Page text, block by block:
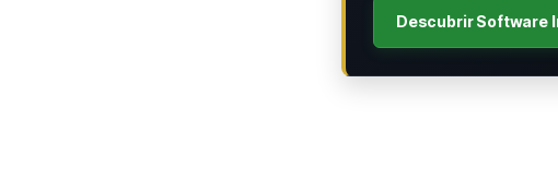
Descubrir Software